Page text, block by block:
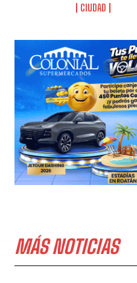
CIUDAD
MÁS NOTICIAS